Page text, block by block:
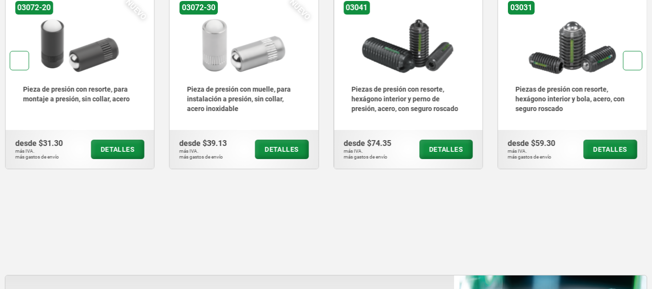
NUEVO
03072-30
Pieza de presión con muelle, para
instalación a presión, sin collar,
desde $39.13
más IVA.
más gastos de envío
DETALLES
03041
Piezas de presión con resorte,
hexágono interior y perno de
presión, acero, con seguro roscado
desde $74.35
más IVA.
más gastos de envío
DETALLES
03031
Piezas de presión con resorte,
hexágono interior y bola, acero, con
seguro roscado
desde $59.30
más IVA.
más gastos de envío
DETALLES
03074
Piezas de presión con resorte
versión lisa, doble cara
desde $46.96
más IVA.
más gastos de envío
DETALLES